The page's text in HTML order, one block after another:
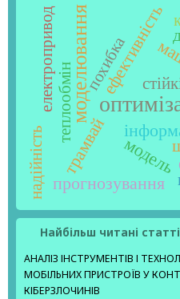
моделюванняефективність
модель
прогнозування
трамвай
теплообмін
електропривод
надійність
похибка
Найбільш читані статті
АНАЛІЗ ІНСТРУМЕНТІВ І
МОБІЛЬНИХ ПРИСТРОЇВ У
КІБЕРЗЛОЧИНІВ